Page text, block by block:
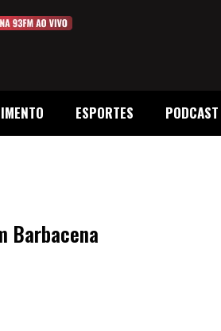
ESPORTES PODCAST
Barbacena